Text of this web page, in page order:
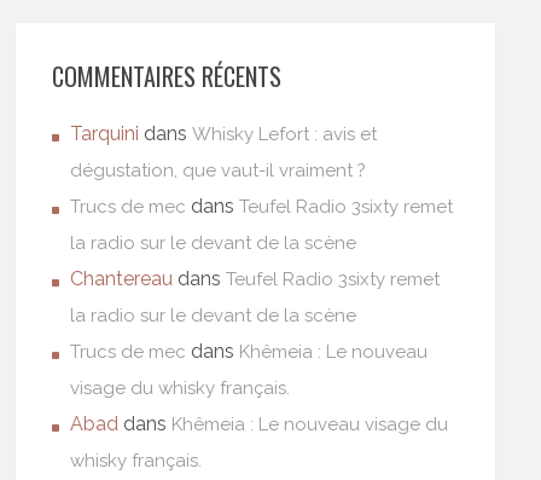
COMMENTAIRES RÉCENTS
Tarquini dansWhisky Lefort : avis et
dégustation, que vaut-il vraiment ?
Trucs de mec dansTeufel Radio 3sixty remet
la radio sur le devant de la scène
Chantereau dansTeufel Radio 3sixty remet
la radio sur le devant de la scène
Trucs de mec dans Khêmeia : Le nouveau
visage du whisky français.
Abad dans Khêmeia : Le nouveau visage du
whisky français.